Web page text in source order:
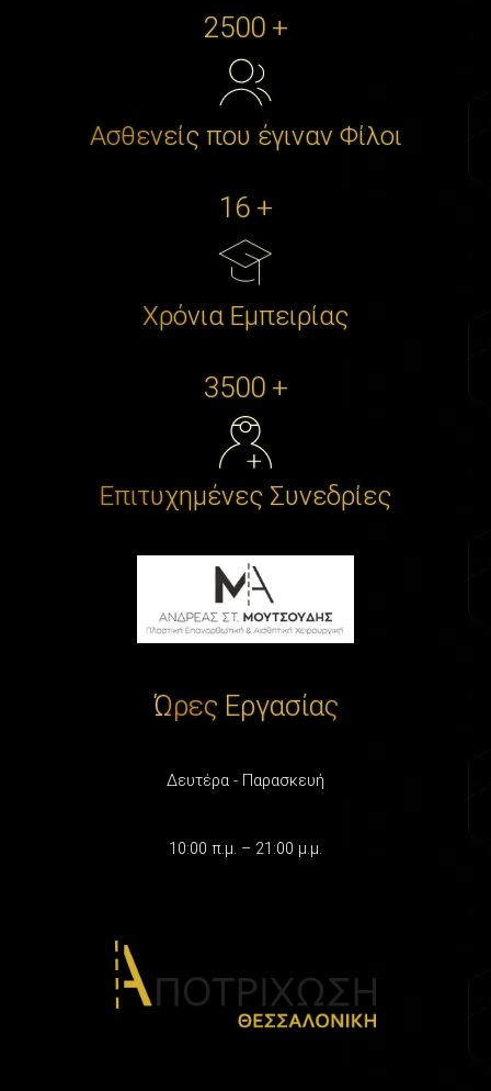
2500 +
Ασθενείς που έγιναν Φίλοι
16 +
Χρόνια Εμπειρίας
3500 +
Επιτυχημένες Συνεδρίες
Ώρες Εργασίας
Δευτέρα - Παρασκευή
10:00 π.μ. – 21:00 μ.μ.